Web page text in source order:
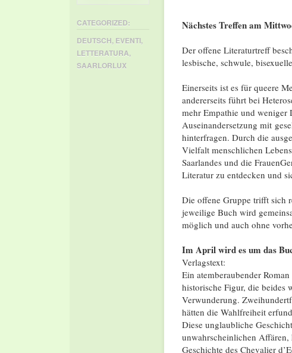
Nächstes Treffen am
Der offene Literaturtreff
lesbische, schwule,
Einerseits ist es für queere
andererseits führt bei
mehr Empathie und
Auseinandersetzung mit
hinterfragen. Durch die
Vielfalt menschlichen
Saarlandes und die
Literatur zu entdecken und
Die offene Gruppe trifft sich
jeweilige Buch wird
möglich und auch ohne
Im April wird es um das
Verlagstext:
Ein atemberaubender
historische Figur, die beides
Verwunderung.
hätten die Wahlfreiheit
Diese unglaubliche
unwahrscheinlichen
Geschichte des Chevalier
CATEGORIZED:
DEUTSCH, EVENTI,
LETTERATURA,
SAARLORLUX